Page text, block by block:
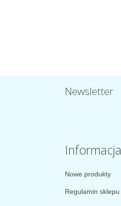
Newsletter
Informacja
Nowe produkty
Regulamin sklepu